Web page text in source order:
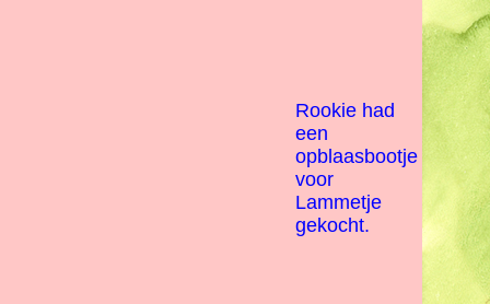
Rookie had
een
opblaasbootje
voor
Lammetje
gekocht.